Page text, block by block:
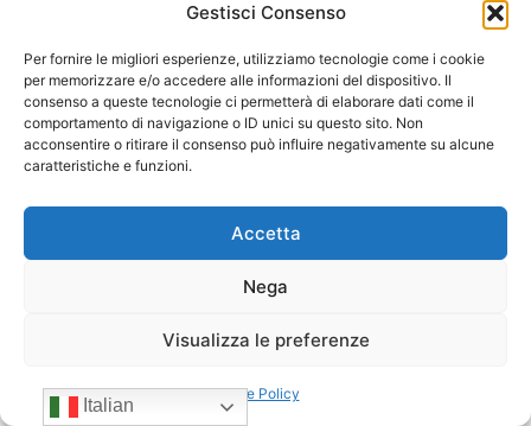
Gestisci Consenso
Per fornire le migliori esperienze, utilizziamo tecnologie come i cookie
per memorizzare e/o accedere alle informazioni del dispositivo. Il
consenso a queste tecnologie ci permetterà di elaborare dati come il
comportamento di navigazione o ID unici su questo sito. Non
acconsentire o ritirare il consenso può influire negativamente su alcune
caratteristiche e funzioni.
Accetta
Nega
Visualizza le preferenze
Cookie Policy
sono il problema”
09/07/2026
Italian